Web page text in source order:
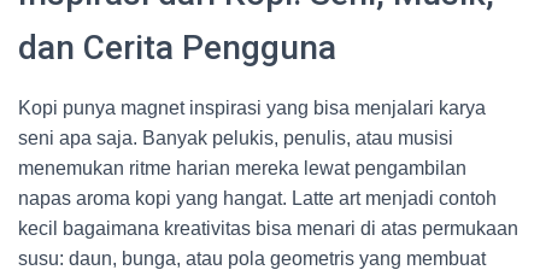
dan Cerita Pengguna
Kopi punya magnet inspirasi yang bisa menjalari karya
seni apa saja. Banyak pelukis, penulis, atau musisi
menemukan ritme harian mereka lewat pengambilan
napas aroma kopi yang hangat. Latte art menjadi contoh
kecil bagaimana kreativitas bisa menari di atas permukaan
susu: daun, bunga, atau pola geometris yang membuat